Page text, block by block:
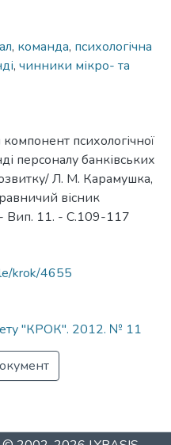
, команда, психологічна
, чинники мікро- та
психологічної
персоналу банківських
Л. М. Карамушка,
вісник
Вип. 11. - С.109-117
krok/4655
"КРОК". 2012. № 11